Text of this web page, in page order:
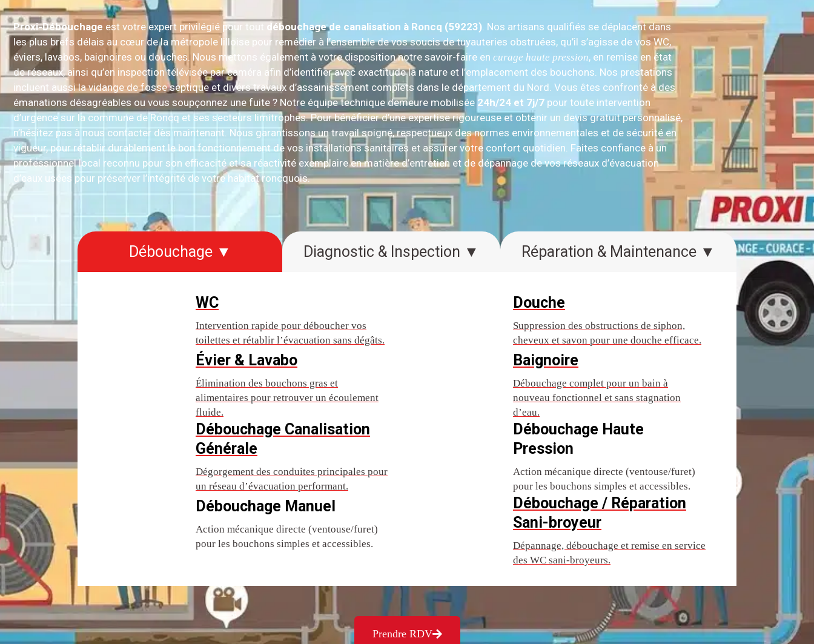
Proxi-Débouchage est votre expert privilégié pour tout débouchage de canalisation à Roncq (59223). Nos artisans qualifiés se déplacent dans
les plus brefs délais au cœur de la métropole lilloise pour remédier à l’ensemble de vos soucis de tuyauteries obstruées, qu’il s’agisse de vos WC,
éviers, lavabos, baignoires ou douches. Nous mettons également à votre disposition notre savoir-faire en curage haute pression, en remise en état
de réseaux, ainsi qu’en inspection télévisée par caméra afin d’identifier avec exactitude la nature et l’emplacement des bouchons. Nos prestations
incluent aussi la vidange de fosse septique et divers travaux d’assainissement complets dans le département du Nord. Vous êtes confronté à des
émanations désagréables ou vous soupçonnez une fuite ? Notre équipe technique demeure mobilisée 24h/24 et 7j/7 pour toute intervention
d’urgence sur la commune de Roncq et ses secteurs limitrophes. Pour bénéficier d’une expertise rigoureuse et obtenir un devis gratuit personnalisé,
n’hésitez pas à nous contacter dès maintenant. Nous garantissons un travail soigné, respectueux des normes environnementales et de sécurité en
vigueur, pour rétablir durablement le bon fonctionnement de vos installations sanitaires et assurer votre confort quotidien. Faites confiance à un
professionnel local reconnu pour son efficacité et sa réactivité exemplaire en matière d’entretien et de dépannage de vos réseaux d’évacuation
d’eaux usées pour préserver l’intégrité de votre habitat roncquois.
Débouchage ▼ Diagnostic & Inspection ▼ Réparation & Maintenance ▼
WC
Intervention rapide pour déboucher vos
toilettes et rétablir l’évacuation sans dégâts.
Évier & Lavabo
Élimination des bouchons gras et
alimentaires pour retrouver un écoulement
fluide.
Débouchage Canalisation
Générale
Dégorgement des conduites principales pour
un réseau d’évacuation performant.
Débouchage Manuel
Action mécanique directe (ventouse/furet)
pour les bouchons simples et accessibles.
Douche
Suppression des obstructions de siphon,
cheveux et savon pour une douche efficace.
Baignoire
Débouchage complet pour un bain à
nouveau fonctionnel et sans stagnation
d’eau.
Débouchage Haute
Pression
Action mécanique directe (ventouse/furet)
pour les bouchons simples et accessibles.
Débouchage / Réparation
Sani-broyeur
Dépannage, débouchage et remise en service
des WC sani-broyeurs.
Prendre RDV